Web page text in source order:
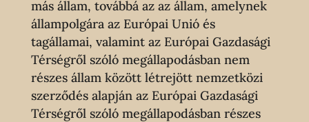
más állam, továbbá az az állam, amelynek
állampolgára az Európai Unió és
tagállamai, valamint az Európai Gazdasági
Térségről szóló megállapodásban nem
részes állam között létrejött nemzetközi
szerződés alapján az Európai Gazdasági
Térségről szóló megállapodásban részes